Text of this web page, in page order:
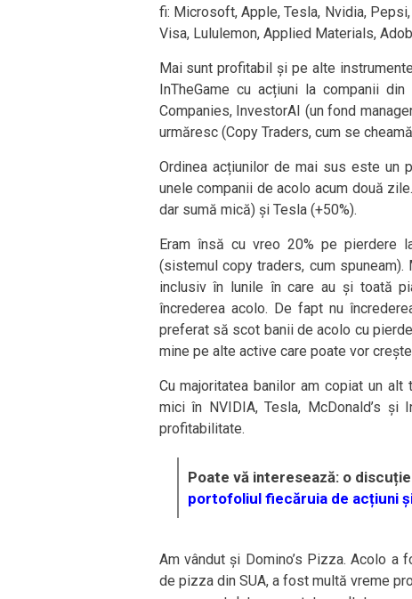
fi: Microsoft, Apple, Tesla, Nvidia,
Visa, Lululemon, Applied Materials,
Mai sunt profitabil și pe alte
InTheGame cu acțiuni la companii
Companies, InvestorAI (un fond
urmăresc (Copy Traders, cum se
Ordinea acțiunilor de mai sus este un
unele companii de acolo acum două
dar sumă mică) și Tesla (+50%).
Eram însă cu vreo 20% pe pierdere
(sistemul copy traders, cum
inclusiv în lunile în care au și toată
încrederea acolo. De fapt nu
preferat să scot banii de acolo cu
mine pe alte active care poate vor
Cu majoritatea banilor am copiat un
mici în NVIDIA, Tesla, McDonald’s
profitabilitate.
Poate vă interesează: o
portofoliul fiecăruia de acțiuni
Am vândut și Domino’s Pizza. Acolo a
de pizza din SUA, a fost multă vreme